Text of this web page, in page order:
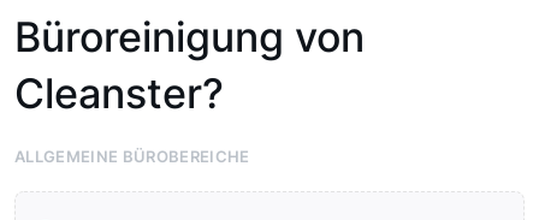
Büroreinigung von
Cleanster?
ALLGEMEINE BÜROBEREICHE